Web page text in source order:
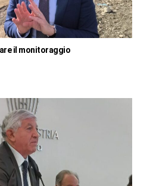
il monitoraggio